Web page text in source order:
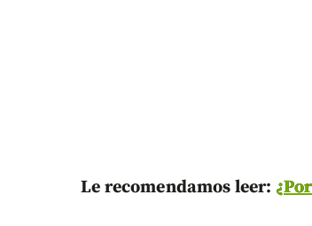
Le recomendamos leer: